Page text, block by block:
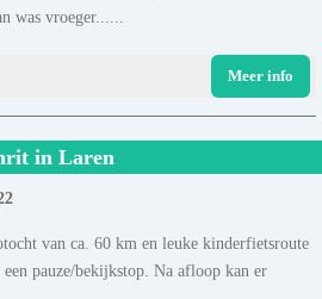
was vroeger......
Meer info
in Laren
van ca. 60 km en leuke kinderfietsroute
pauze/bekijkstop. Na afloop kan er